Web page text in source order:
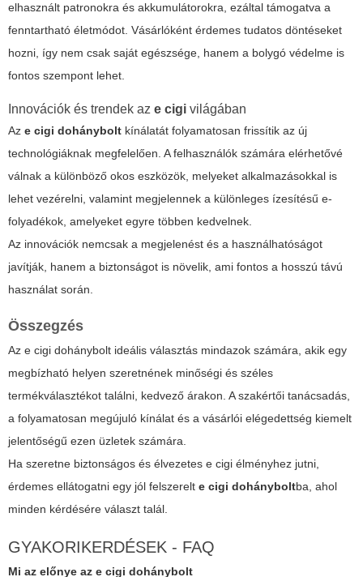
elhasznált patronokra és akkumulátorokra, ezáltal támogatva a
fenntartható életmódot. Vásárlóként érdemes tudatos döntéseket
hozni, így nem csak saját egészsége, hanem a bolygó védelme is
fontos szempont lehet.
Innovációk és trendek az e cigi világában
Az e cigi dohánybolt kínálatát folyamatosan frissítik az új
technológiáknak megfelelően. A felhasználók számára elérhetővé
válnak a különböző okos eszközök, melyeket alkalmazásokkal is
lehet vezérelni, valamint megjelennek a különleges ízesítésű e-
folyadékok, amelyeket egyre többen kedvelnek.
Az innovációk nemcsak a megjelenést és a használhatóságot
javítják, hanem a biztonságot is növelik, ami fontos a hosszú távú
használat során.
Összegzés
Az e cigi dohánybolt ideális választás mindazok számára, akik egy
megbízható helyen szeretnének minőségi és széles
termékválasztékot találni, kedvező árakon. A szakértői tanácsadás,
a folyamatosan megújuló kínálat és a vásárlói elégedettség kiemelt
jelentőségű ezen üzletek számára.
Ha szeretne biztonságos és élvezetes e cigi élményhez jutni,
érdemes ellátogatni egy jól felszerelt e cigi dohányboltba, ahol
minden kérdésére választ talál.
GYAKORIKERDÉSEK - FAQ
Mi az előnye az e cigi dohánybolt